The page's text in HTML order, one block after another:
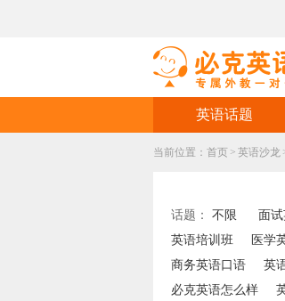
英语话题
当前位置： 首页 > 英语沙龙
话题： 不限 面试
英语培训班
医学
商务英语口语
英
必克英语怎么样